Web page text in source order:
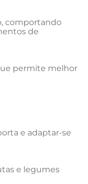
comportando
de
permite melhor
e adaptar-se
e legumes